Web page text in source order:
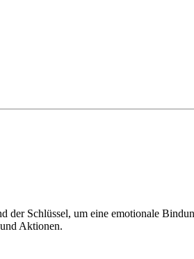
der Schlüssel, um eine emotionale
Aktionen.